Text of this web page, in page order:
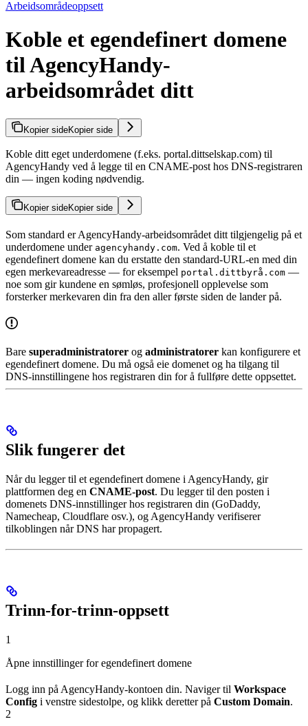
Arbeidsområdeoppsett
Koble et egendefinert domene
til AgencyHandy-
arbeidsområdet ditt
Kopier sideKopier side
Koble ditt eget underdomene (f.eks. portal.dittselskap.com) til
AgencyHandy ved å legge til en CNAME-post hos DNS-registraren
din — ingen koding nødvendig.
Kopier sideKopier side
Som standard er AgencyHandy-arbeidsområdet ditt tilgjengelig på et
underdomene under agencyhandy.com. Ved å koble til et
egendefinert domene kan du erstatte den standard-URL-en med din
egen merkevareadresse — for eksempel portal.dittbyrå.com —
noe som gir kundene en sømløs, profesjonell opplevelse som
forsterker merkevaren din fra den aller første siden de lander på.
Bare superadministratorer og administratorer kan konfigurere et
egendefinert domene. Du må også eie domenet og ha tilgang til
DNS-innstillingene hos registraren din for å fullføre dette oppsettet.
Slik fungerer det
Når du legger til et egendefinert domene i AgencyHandy, gir
plattformen deg en CNAME-post. Du legger til den posten i
domenets DNS-innstillinger hos registraren din (GoDaddy,
Namecheap, Cloudflare osv.), og AgencyHandy verifiserer
tilkoblingen når DNS har propagert.
Trinn-for-trinn-oppsett
1
Åpne innstillinger for egendefinert domene
Logg inn på AgencyHandy-kontoen din. Naviger til Workspace
Config i venstre sidestolpe, og klikk deretter på Custom Domain.
2